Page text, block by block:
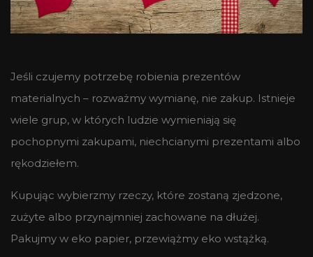
Jeśli czujemy potrzebę robienia prezentów
materialnych – rozważmy wymianę, nie zakup. Istnieje
wiele grup, w których ludzie wymieniają się
pochopnymi zakupami, niechcianymi prezentami albo
rękodziełem.
Kupując wybierzmy rzeczy, które zostaną zjedzone,
zużyte albo przynajmniej zachowane na dłużej.
Pakujmy w eko papier, przewiążmy eko wstążką.